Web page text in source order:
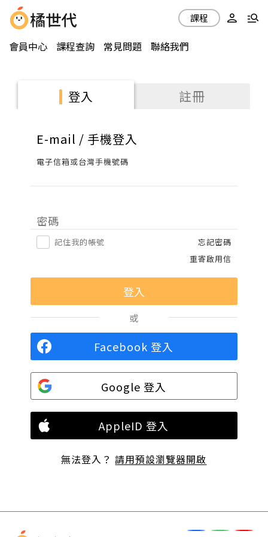
會員中心 課程查詢 常見問題 聯絡我們
課程
登入 註冊
E-mail / 手機登入
電子信箱或台灣手機號碼
密碼
記住我的帳號
忘記密碼
重寄啟用信
或
Facebook 登入
Google 登入
AppleID 登入
無法登入？請用預設瀏覽器開啟